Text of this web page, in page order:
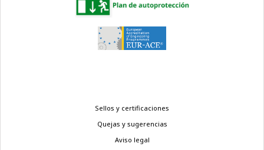
Sellos y certificaciones
Quejas y sugerencias
Aviso legal